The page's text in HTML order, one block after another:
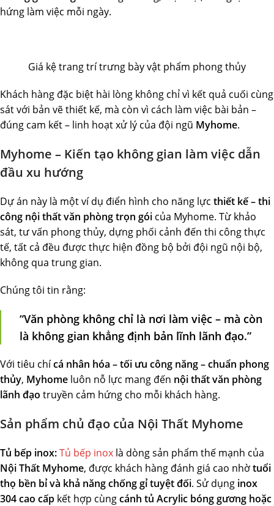
hứng làm việc mỗi ngày.
Giá kệ trang trí trưng bày vật phẩm phong thủy
Khách hàng đặc biệt hài lòng không chỉ vì kết quả cuối cùng
sát với bản vẽ thiết kế, mà còn vì cách làm việc bài bản –
đúng cam kết – linh hoạt xử lý của đội ngũ Myhome.
Myhome – Kiến tạo không gian làm việc dẫn
đầu xu hướng
Dự án này là một ví dụ điển hình cho năng lực thiết kế – thi
công nội thất văn phòng trọn gói của Myhome. Từ khảo
sát, tư vấn phong thủy, dựng phối cảnh đến thi công thực
tế, tất cả đều được thực hiện đồng bộ bởi đội ngũ nội bộ,
không qua trung gian.
Chúng tôi tin rằng:
“Văn phòng không chỉ là nơi làm việc – mà còn
là không gian khẳng định bản lĩnh lãnh đạo.”
Với tiêu chícá nhân hóa – tối ưu công năng – chuẩn phong
thủy, Myhome luôn nỗ lực mang đến nội thất văn phòng
lãnh đạo truyền cảm hứng cho mỗi khách hàng.
Sản phẩm chủ đạo của Nội Thất Myhome
Tủ bếp inox:Tủ bếp inox là dòng sản phẩm thế mạnh của
Nội Thất Myhome, được khách hàng đánh giá cao nhờtuổi
thọ bền bỉ và khả năng chống gỉ tuyệt đối. Sử dụng inox
304 cao cấp kết hợp cùngcánh tủ Acrylic bóng gương hoặc